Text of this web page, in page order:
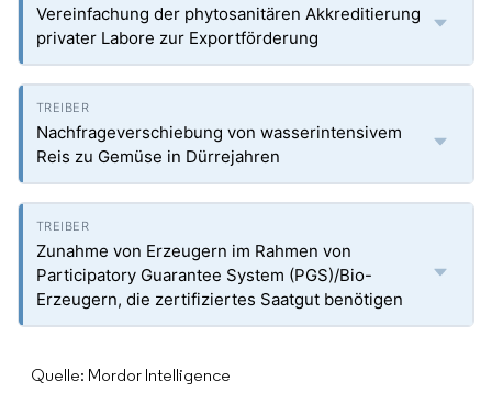
Vereinfachung der phytosanitären Akkreditierung
privater Labore zur Exportförderung
Nachfrageverschiebung von wasserintensivem
Reis zu Gemüse in Dürrejahren
Zunahme von Erzeugern im Rahmen von
Participatory Guarantee System (PGS)/Bio-
Erzeugern, die zertifiziertes Saatgut benötigen
Quelle: Mordor Intelligence